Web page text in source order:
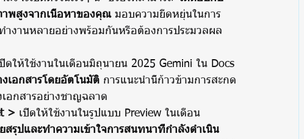
าพสูงจากเนื้อหาของคุณ มอบความยืดหยุ่นในการ
ำงานหลายอย่างพร้อมกันหรือต้องการประมวลผล
ดให้ใช้งานในเดือนมิถุนายน 2025 Gemini ใน Docs
เอกสารโดยอัตโนมัติ การแนะนำนี้ก้าวข้ามการสะกด
อกสารอย่างชาญฉลาด
> เปิดให้ใช้งานในรูปแบบ Preview ในเดือน
รุปและทำความเข้าใจการสนทนาที่กำลังดำเนิน